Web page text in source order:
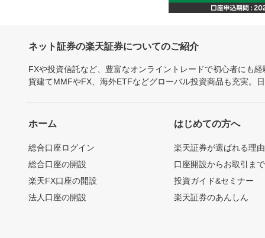
ネット証券の楽天証券についてのご紹介
FXや投資信託など、豊富なオンライントレードで初心者にも
貨建てMMFやFX、海外ETFなどグローバル投資商品も充実。
ホーム
総合口座ログイン
総合口座の開設
楽天FX口座の開設
法人口座の開設
はじめての方へ
楽天証券が選ばれる理由
口座開設からお取引ま
投資ガイド&セミナー
楽天証券のあんしん